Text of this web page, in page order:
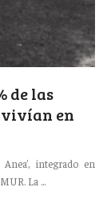
de las
en
integrado en
La ...